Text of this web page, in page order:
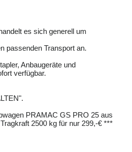
es sich generell um
passenden Transport an.
Anbaugeräte und
verfügbar.
PRAMAC GS PRO 25 aus
2500 kg für nur 299,-€ ***